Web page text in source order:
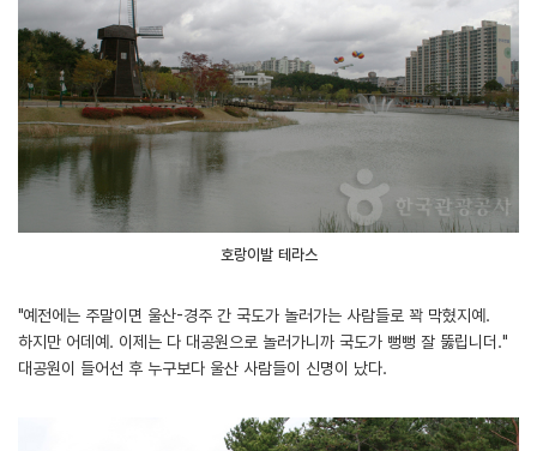
호랑이발 테라스
"예전에는 주말이면 울산-경주 간 국도가 놀러가는 사람들로 꽉 막혔지예.
하지만 어데예. 이제는 다 대공원으로 놀러가니까 국도가 뻥뻥 잘 뚫립니더."
대공원이 들어선 후 누구보다 울산 사람들이 신명이 났다.